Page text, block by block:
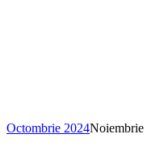
Octombrie 2024Noiembrie